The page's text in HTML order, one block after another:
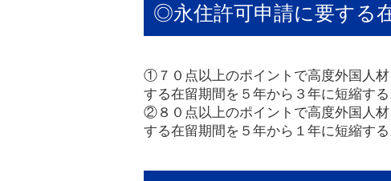
◎永住許可申請に要する
①７０点以上のポイントで高度外国人
する在留期間を５年から３年に短縮する
②８０点以上のポイントで高度外国人
する在留期間を５年から１年に短縮する